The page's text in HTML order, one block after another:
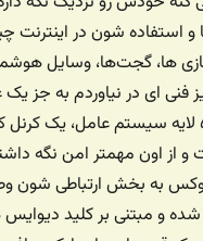
و استفاده شون در
ها، گجت‌ها، وسایل
فنی ای در نیاوردم به جز
رسه در یک مدل ۵ لایه سیستم
و از اون مهمتر امن نگه
به بخش ارتباطی
شده و مبتنی بر کلید